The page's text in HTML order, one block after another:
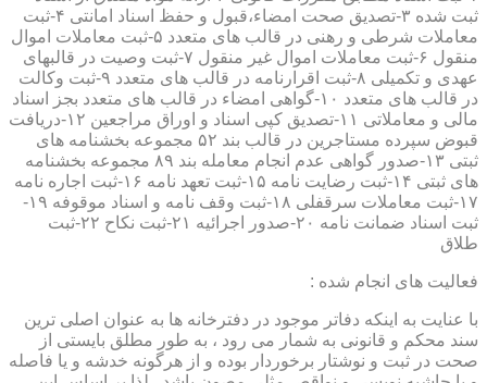
ثبت شده ۳-تصدیق صحت امضاء،قبول و حفظ اسناد امانتی ۴-ثبت
معاملات شرطی و رهنی در قالب های متعدد ۵-ثبت معاملات اموال
منقول ۶-ثبت معاملات اموال غیر منقول ۷-ثبت وصیت در قالبهای
عهدی و تکمیلی ۸-ثبت اقرارنامه در قالب های متعدد ۹-ثبت وکالت
در قالب های متعدد ۱۰-گواهی امضاء در قالب های متعدد بجز اسناد
مالی و معاملاتی ۱۱-تصدیق کپی اسناد و اوراق مراجعین ۱۲-دریافت
قبوض سپرده مستاجرین در قالب بند ۵۲ مجموعه بخشنامه های
ثبتی ۱۳-صدور گواهی عدم انجام معامله بند ۸۹ مجموعه بخشنامه
های ثبتی ۱۴-ثبت رضایت نامه ۱۵-ثبت تعهد نامه ۱۶-ثبت اجاره نامه
۱۷-ثبت معاملات سرقفلی ۱۸-ثبت وقف نامه و اسناد موقوفه ۱۹-
ثبت اسناد ضمانت نامه ۲۰-صدور اجرائیه ۲۱-ثبت نکاح ۲۲-ثبت
طلاق
فعالیت های انجام شده :
با عنایت به اینکه دفاتر موجود در دفترخانه ها به عنوان اصلی ترین
سند محکم و قانونی به شمار می رود ، به طور مطلق بایستی از
صحت در ثبت و نوشتار برخوردار بوده و از هرگونه خدشه و یا فاصله